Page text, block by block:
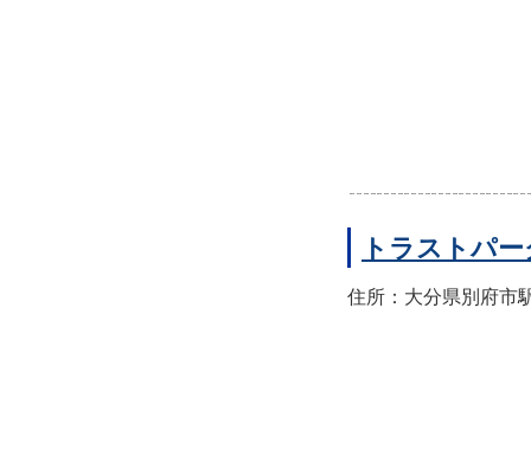
トラストパ
住所：大分県別府市